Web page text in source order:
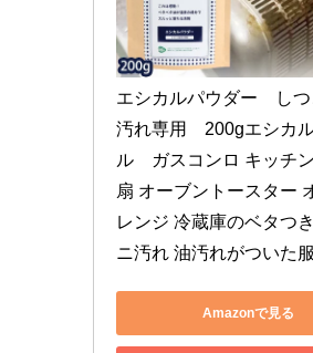
エシカルパウダー　し
汚れ専用　200gエシカ
ル　ガスコンロ キッチ
扇 オーブントースター
レンジ 冷蔵庫のベタつ
ニ汚れ 油汚れがついた服
Amazonで見る